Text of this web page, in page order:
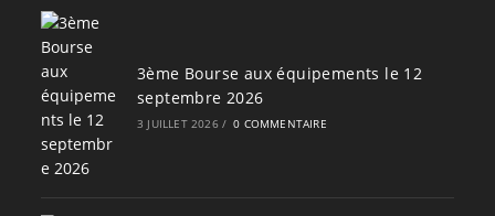
3ème Bourse aux équipements le 12
septembre 2026
3 JUILLET 2026 / 0 COMMENTAIRE